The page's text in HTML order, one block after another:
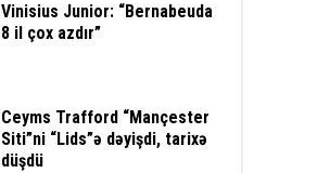
Vinisius Junior: “Bernabeuda
8 il çox azdır”
Ceyms Trafford “Mançester
Siti”ni “Lids”ə dəyişdi, tarixə
düşdü